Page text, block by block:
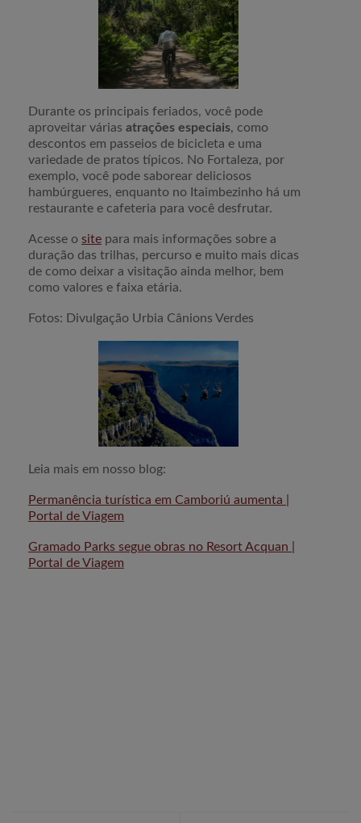
Durante os principais feriados, você pode
aproveitar várias atrações especiais, como
descontos em passeios de bicicleta e uma
variedade de pratos típicos. No Fortaleza, por
exemplo, você pode saborear deliciosos
hambúrgueres, enquanto no Itaimbezinho há um
restaurante e cafeteria para você desfrutar.
Acesse o site para mais informações sobre a
duração das trilhas, percurso e muito mais dicas
de como deixar a visitação ainda melhor, bem
como valores e faixa etária.
Fotos: Divulgação Urbia Cânions Verdes
Leia mais em nosso blog:
Permanência turística em Camboriú aumenta |
Portal de Viagem
Gramado Parks segue obras no Resort Acquan |
Portal de Viagem